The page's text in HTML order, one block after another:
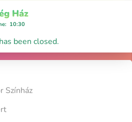
Ház
: 10:30
been closed.
Színház